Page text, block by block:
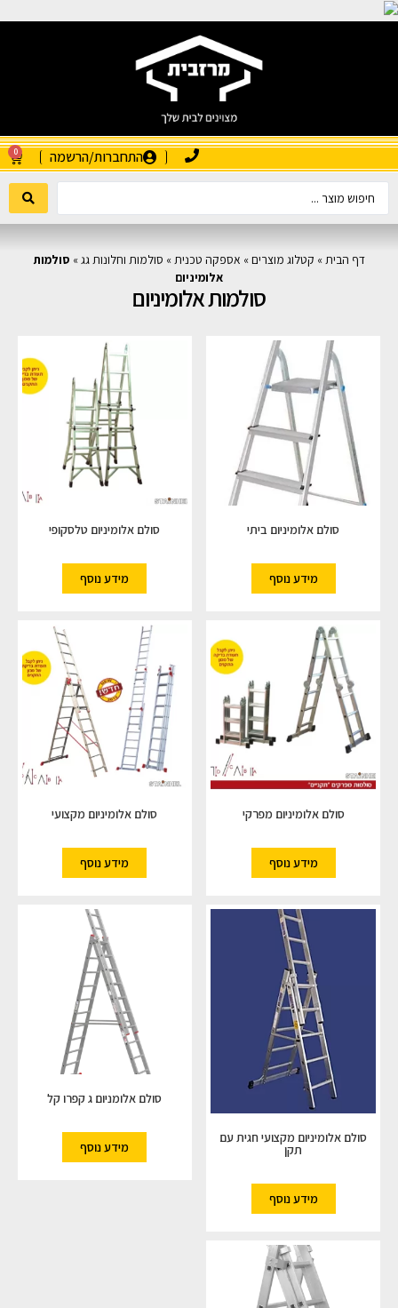
התחברות/הרשמה 0
דף הבית» קטלוג מוצרים» אספקה טכנית» סולמות וחלונות גג» סולמות
אלומיניום
סולמות אלומיניום
סולם אלומיניום ביתי
מידע נוסף
סולם אלומיניום טלסקופי
מידע נוסף
סולם אלומיניום מפרקי
מידע נוסף
סולם אלומיניום מקצועי
מידע נוסף
סולם אלומיניום מקצועי חגית עם
תקן
מידע נוסף
סולם אלומניום ג קפרו קל
מידע נוסף